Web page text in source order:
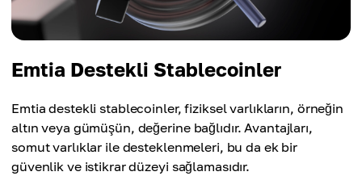
Emtia Destekli Stablecoinler
Emtia destekli stablecoinler, fiziksel varlıkların, örneğin
altın veya gümüşün, değerine bağlıdır. Avantajları,
somut varlıklar ile desteklenmeleri, bu da ek bir
güvenlik ve istikrar düzeyi sağlamasıdır.